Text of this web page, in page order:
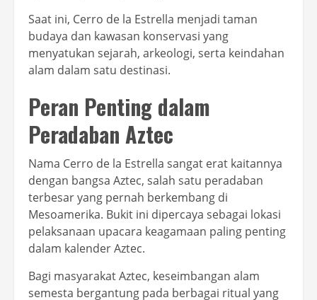
Saat ini, Cerro de la Estrella menjadi taman
budaya dan kawasan konservasi yang
menyatukan sejarah, arkeologi, serta keindahan
alam dalam satu destinasi.
Peran Penting dalam
Peradaban Aztec
Nama Cerro de la Estrella sangat erat kaitannya
dengan bangsa Aztec, salah satu peradaban
terbesar yang pernah berkembang di
Mesoamerika. Bukit ini dipercaya sebagai lokasi
pelaksanaan upacara keagamaan paling penting
dalam kalender Aztec.
Bagi masyarakat Aztec, keseimbangan alam
semesta bergantung pada berbagai ritual yang